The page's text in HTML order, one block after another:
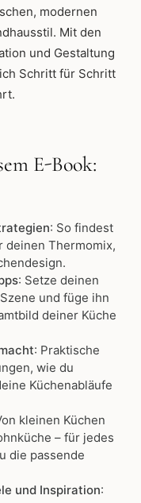
modernen
Mit den
und Gestaltung
Schritt für Schritt
E-Book:
: So findest
deinen Thermomix,
: Setze deinen
und füge ihn
deiner Küche
: Praktische
wie du
Küchenabläufe
kleinen Küchen
– für jedes
die passende
und Inspiration: